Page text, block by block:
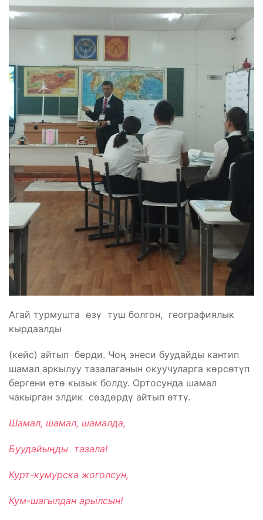
Агай турмушта өзү туш болгон, географиялык
кырдаалды
(кейс) айтып берди. Чоң энеси буудайды кантип
шамал аркылуу тазалаганын окуучуларга көрсөтүп
бергени өтө кызык болду. Ортосунда шамал
чакырган элдик сөздөрдү айтып өттү.
Шамал, шамал, шамалда,
Буудайыңды тазала!
Курт-кумурска жоголсун,
Кум-шагылдан арылсын!